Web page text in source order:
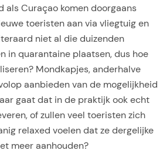
als Curaçao komen doorgaans
toeristen aan via vliegtuig en
niet al die duizenden
in quarantaine plaatsen, dus hoe
Mondkapjes, anderhalve
aanbieden van de mogelijkheid
gaat dat in de praktijk ook echt
of zullen veel toeristen zich
relaxed voelen dat ze dergelijke
meer aanhouden?